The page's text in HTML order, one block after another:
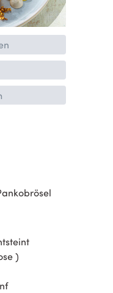
)